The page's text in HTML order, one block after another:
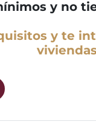
y no
y te